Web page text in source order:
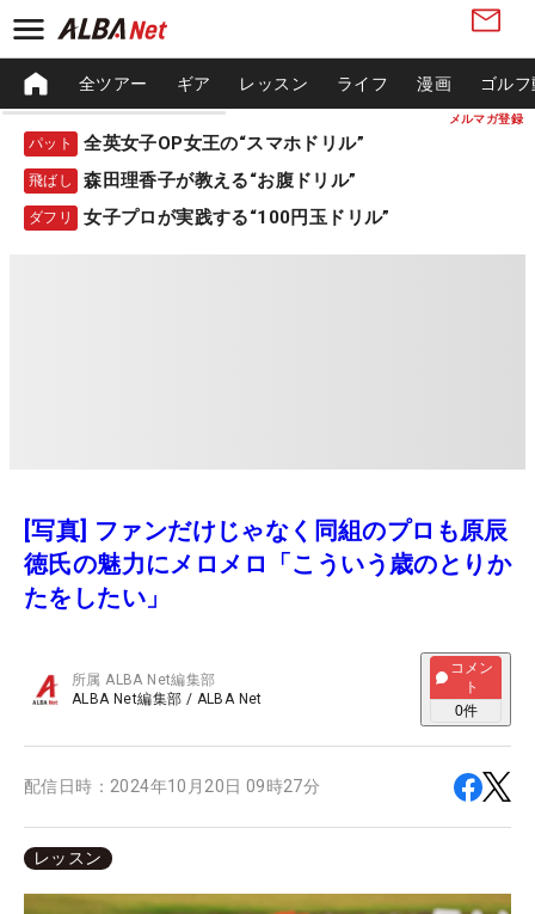
メルマガ登録
全ツアー ギア レッスン ライフ 漫画 ゴル
パット 全英女子OP女王の“スマホドリル”
飛ばし 森田理香子が教える“お腹ドリル”
ダフリ 女子プロが実践する“100円玉ドリル”
[写真] ファンだけじゃなく同組のプロも原辰
徳氏の魅力にメロメロ「こういう歳のとりか
たをしたい」
所属ALBA Net編集部
ALBA Net編集部 / ALBA Net
コメン
ト
0件
配信日時： 2024年10月20日 09時27分
レッスン